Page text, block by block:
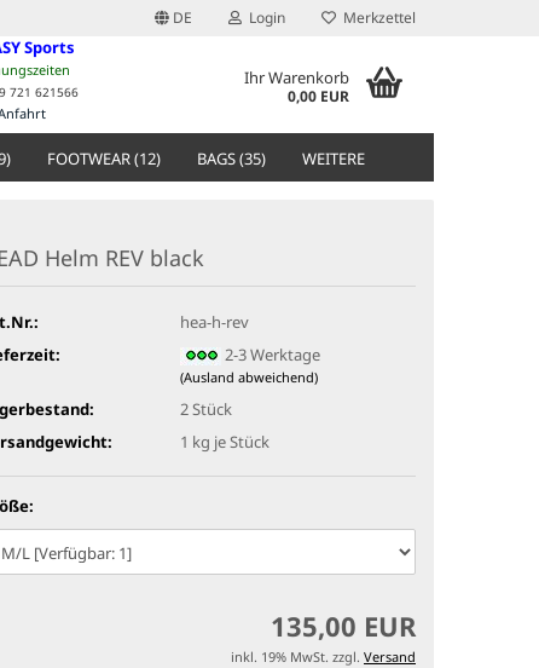
DE Login Merkzettel
Sports
721 621566
Ihr Warenkorb
0,00 EUR
FOOTWEAR (12) BAGS (35) WEITERE
Helm REV black
hea-h-rev
2-3 Werktage
(Ausland abweichend)
2 Stück
1 kg je Stück
135,00 EUR
inkl. 19% MwSt. zzgl. Versand